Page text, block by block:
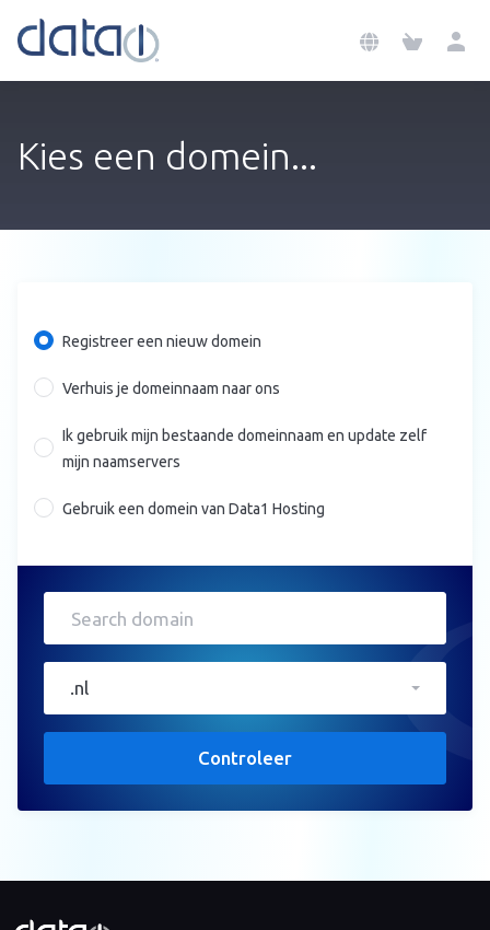
Kies een domein...
Registreer een nieuw domein
Verhuis je domeinnaam naar ons
Ik gebruik mijn bestaande domeinnaam en update zelf
mijn naamservers
Gebruik een domein van Data1 Hosting
.nl
Controleer